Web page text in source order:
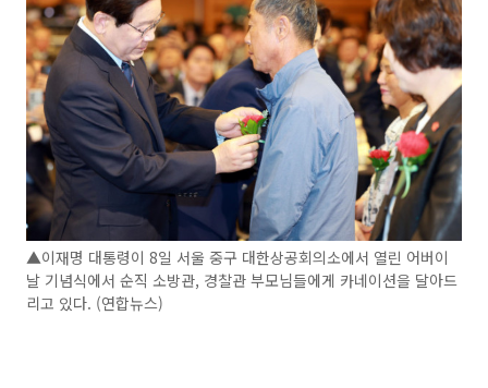
▲이재명 대통령이 8일 서울 중구 대한상공회의소에서 열린 어버이
날 기념식에서 순직 소방관, 경찰관 부모님들에게 카네이션을 달아드
리고 있다. (연합뉴스)